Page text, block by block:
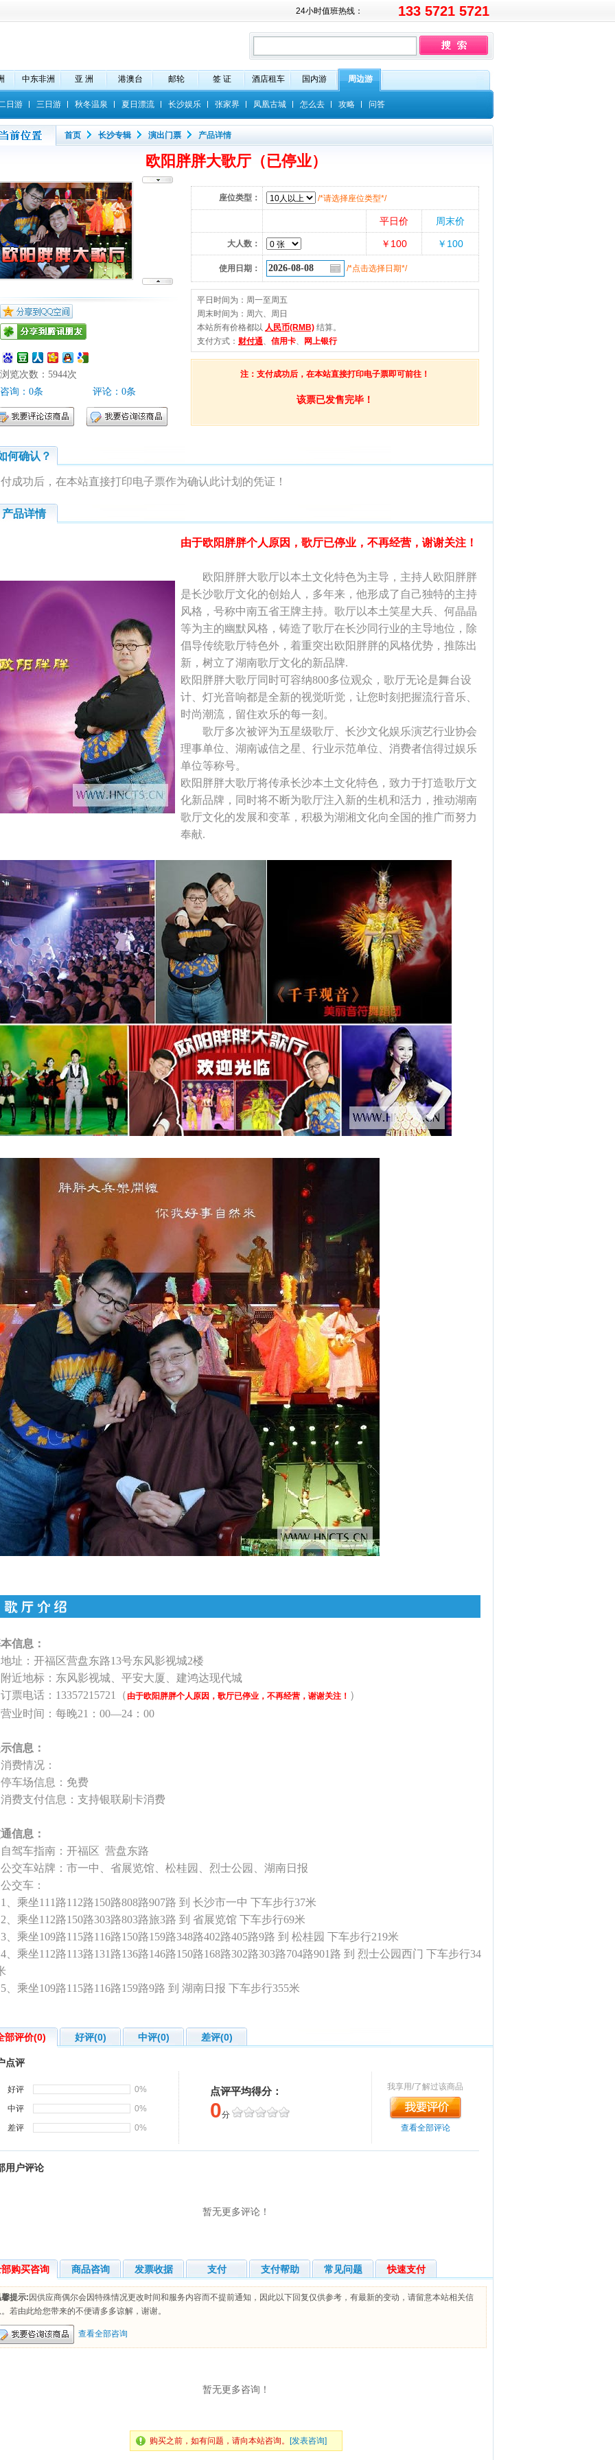
133 5721 5721
24小时值班热线：
中东非洲 亚 洲 港澳台 邮轮 签 证 酒店租车 国内游 周边游
日游 三日游 秋冬温泉 夏日漂流 长沙娱乐 张家界 凤凰古城 怎么去 攻略 问答
首页 长沙专辑 演出门票 产品详情
欧阳胖胖大歌厅（已停业）
浏览次数： 5944次
咨询：0条
评论：0条
座位类型： /*请选择座位类型*/
平日价 周末价
大人数： ￥ 100 ￥ 100
使用日期： /*点击选择日期*/
平日时间为：周一至周五
周末时间为：周六、周日
本站所有价格都以 人民币(RMB) 结算。
支付方式： 财付通、 信用卡、 网上银行
注：支付成功后，在本站直接打印电子票即可前往！
该票已发售完毕！
何确认？
成功后，在本站直接打印电子票作为确认此计划的凭证！
产品详情
由于欧阳胖胖个人原因，歌厅已停业，不再经营，谢谢关注！
欧阳胖胖大歌厅以本土文化特色为主导，主持人欧阳胖胖
是长沙歌厅文化的创始人，多年来，他形成了自己独特的主持
风格，号称中南五省王牌主持。歌厅以本土笑星大兵、何晶晶
等为主的幽默风格，铸造了歌厅在长沙同行业的主导地位，除
倡导传统歌厅特色外，着重突出欧阳胖胖的风格优势，推陈出
新，树立了湖南歌厅文化的新品牌.
欧阳胖胖大歌厅同时可容纳800多位观众，歌厅无论是舞台设
计、灯光音响都是全新的视觉听觉，让您时刻把握流行音乐、
时尚潮流，留住欢乐的每一刻。
歌厅多次被评为五星级歌厅、长沙文化娱乐演艺行业协会
理事单位、湖南诚信之星、行业示范单位、消费者信得过娱乐
单位等称号。
欧阳胖胖大歌厅将传承长沙本土文化特色，致力于打造歌厅文
化新品牌，同时将不断为歌厅注入新的生机和活力，推动湖南
歌厅文化的发展和变革，积极为湖湘文化向全国的推广而努力
奉献.
信息：
：开福区营盘东路13号东风影视城2楼
地标：东风影视城、平安大厦、建鸿达现代城
电话：13357215721（ 由于欧阳胖胖个人原因，歌厅已停业，不再经营，谢谢关注！ ）
时间：每晚21：00—24：00
信息：
情况：
车场信息：免费
支付信息：支持银联刷卡消费
信息：
车指南：开福区 营盘东路
车站牌：市一中、省展览馆、松桂园、烈士公园、湖南日报
交车：
乘坐111路112路150路808路907路 到 长沙市一中 下车步行37米
乘坐112路150路303路803路旅3路 到 省展览馆 下车步行69米
乘坐109路115路116路150路159路348路402路405路9路 到 松桂园 下车步行219米
乘坐112路113路131路136路146路150路168路302路303路704路901路 到 烈士公园西门 下车步行34
乘坐109路115路116路159路9路 到 湖南日报 下车步行355米
部评价(0) 好评(0) 中评(0) 差评(0)
点评
好评
0%
中评
0%
差评
0%
点评平均得分：
0分
我享用/了解过该商品
查看全部评论
用户评论
暂无更多评论！
购买咨询 商品咨询 发票收据 支付 支付帮助 常见问题 快速支付
提示: 因供应商偶尔会因特殊情况更改时间和服务内容而不提前通知，因此以下回复仅供参考，有最新的变动，请留意本站相关信
若由此给您带来的不便请多多谅解，谢谢。
查看全部咨询
暂无更多咨询！
购买之前，如有问题，请向本站咨询。 [发表咨询]